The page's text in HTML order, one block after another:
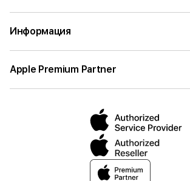
Информация
Apple Premium Partner